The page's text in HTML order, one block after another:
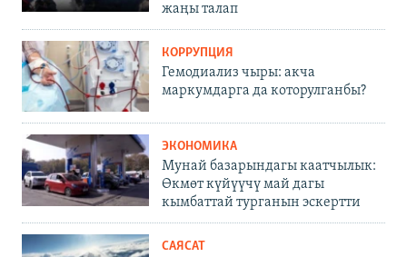
жаңы талап
КОРРУПЦИЯ
Гемодиализ чыры: акча
маркумдарга да которулганбы?
ЭКОНОМИКА
Мунай базарындагы каатчылык:
Өкмөт күйүүчү май дагы
кымбаттай турганын эскертти
САЯСАТ